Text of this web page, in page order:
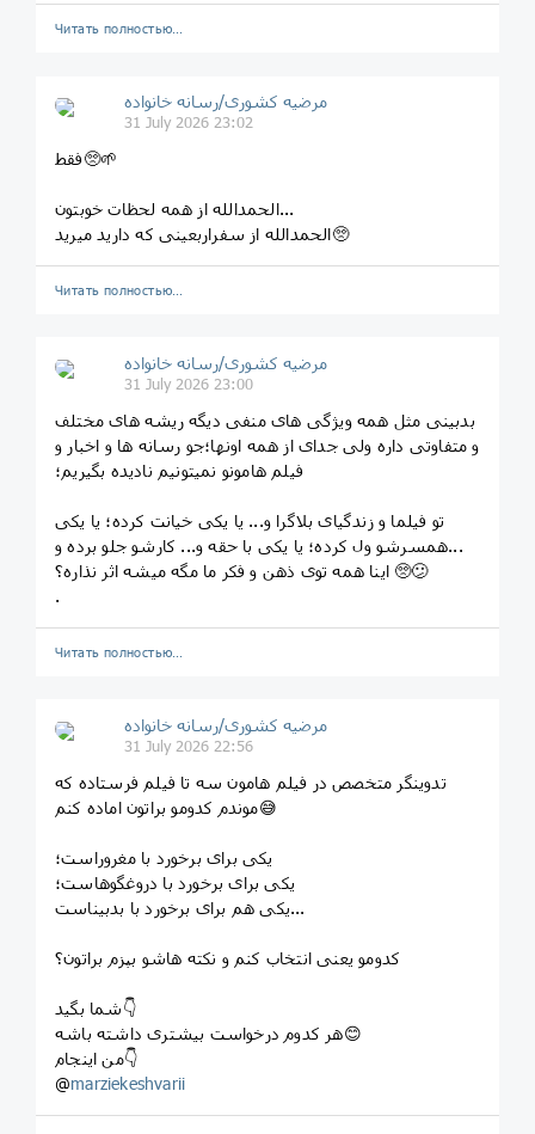
Читать полностью…
مرضیه کشوری/رسانه خانواده
31 July 2026 23:02
فقط🥺🌱
الحمدالله از همه لحظات خوبتون...
الحمدالله از سفراربعینی که دارید میرید🥺
Читать полностью…
مرضیه کشوری/رسانه خانواده
31 July 2026 23:00
بدبینی مثل همه ویژگی های منفی دیگه ریشه های مختلف
و متفاوتی داره ولی جدای از همه اونها؛جو رسانه ها و اخبار و
فیلم هامونو نمیتونیم نادیده بگیریم؛
تو فیلما و زندگیای بلاگرا و... یا یکی خیانت کرده؛ یا یکی
همسرشو ول کرده؛ یا یکی با حقه و... کارشو جلو برده و...
اینا همه توی ذهن و فکر ما مگه میشه اثر نذاره؟ 🥺😕
.
Читать полностью…
مرضیه کشوری/رسانه خانواده
31 July 2026 22:56
تدوینگر متخصص در فیلم هامون سه تا فیلم فرستاده که
موندم کدومو براتون اماده کنم😅
یکی برای برخورد با مغروراست؛
یکی برای برخورد با دروغگوهاست؛
یکی هم برای برخورد با بدبیناست...
کدومو یعنی انتخاب کنم و نکته هاشو بپزم براتون؟
شما بگید👇
هر کدوم درخواست بیشتری داشته باشه😊
من اینجام👇
@marziekeshvarii